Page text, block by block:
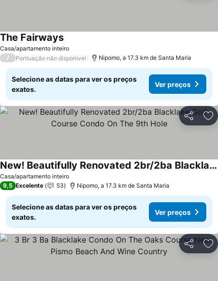
Casa/apartamento inteiro
The Fairways
/ Pontuação não disponível Nipomo, a 17.3 km de Santa Maria
Selecione as datas para ver os preços
exatos.
Ver preços
Partilhar
Casa/apartamento inteiro
New! Beautifully Renovated 2br/2ba Blacklake Golf Course Condo On The 9th Hole
9,5 Excelente 53 Nipomo, a 17.3 km de Santa Maria
Selecione as datas para ver os preços
exatos.
Ver preços
Partilhar